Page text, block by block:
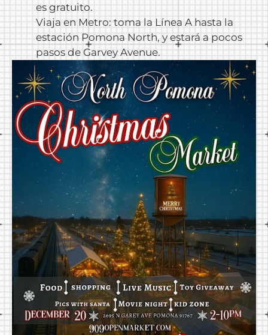
es gratuito.
Viaja en Metro: toma la Línea A hasta la
estación Pomona North, y estará a pocos
pasos de Garvey Avenue.